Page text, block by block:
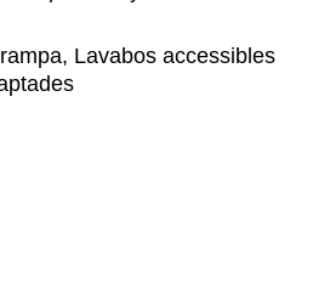
Lavabos accessibles